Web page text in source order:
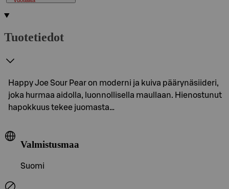
Tuotetiedot
Happy Joe Sour Pear on moderni ja kuiva päärynäsiideri,
joka hurmaa aidolla, luonnollisella maullaan. Hienostunut
hapokkuus tekee juomasta…
Valmistusmaa
Suomi